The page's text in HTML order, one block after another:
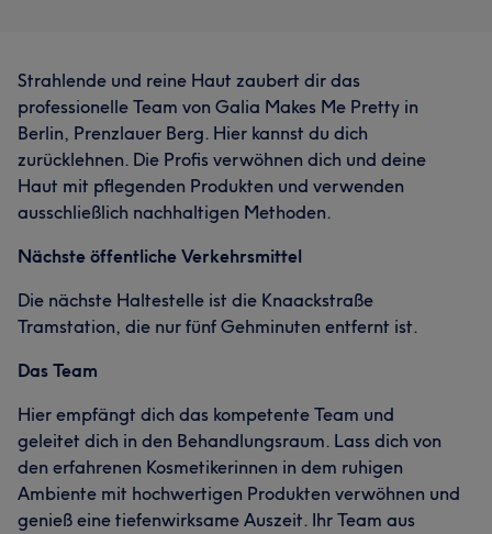
Strahlende und reine Haut zaubert dir das
professionelle Team von Galia Makes Me Pretty in
Berlin, Prenzlauer Berg. Hier kannst du dich
zurücklehnen. Die Profis verwöhnen dich und deine
Haut mit pflegenden Produkten und verwenden
ausschließlich nachhaltigen Methoden.
Nächste öffentliche Verkehrsmittel
Die nächste Haltestelle ist die Knaackstraße
Tramstation, die nur fünf Gehminuten entfernt ist.
Das Team
Hier empfängt dich das kompetente Team und
geleitet dich in den Behandlungsraum. Lass dich von
den erfahrenen Kosmetikerinnen in dem ruhigen
Ambiente mit hochwertigen Produkten verwöhnen und
genieß eine tiefenwirksame Auszeit. Ihr Team aus